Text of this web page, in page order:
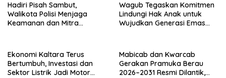
Hadiri Pisah Sambut,
Walikota Polisi Menjaga
Keamanan dan Mitra
Wagub Tegaskan Komitmen
Lindungi Hak Anak untuk
Wujudkan Generasi Emas
Ekonomi Kaltara Terus
Bertumbuh, Investasi dan
Sektor Listrik Jadi Motor
Mabicab dan Kwarcab
Gerakan Pramuka Berau
2026–2031 Resmi Dilantik,